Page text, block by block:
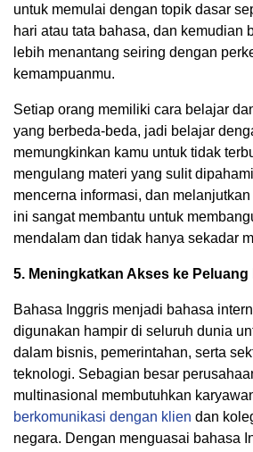
untuk memulai dengan topik dasar
hari atau tata bahasa, dan kemudian
lebih menantang seiring dengan
kemampuanmu.
Setiap orang memiliki cara belajar
yang berbeda-beda, jadi belajar
memungkinkan kamu untuk tidak
mengulang materi yang sulit
mencerna informasi, dan
ini sangat membantu untuk
mendalam dan tidak hanya sekadar
5. Meningkatkan Akses ke Peluang
Bahasa Inggris menjadi bahasa
digunakan hampir di seluruh dunia
dalam bisnis, pemerintahan, serta
teknologi. Sebagian besar
multinasional membutuhkan
berkomunikasi dengan klien dan
negara. Dengan menguasai bahasa